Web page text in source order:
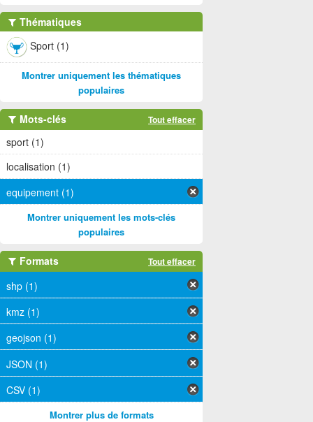
Thématiques
Sport (1)
Montrer uniquement les thématiques
populaires
Mots-clés Tout effacer
sport (1)
localisation (1)
equipement (1)
Montrer uniquement les mots-clés
populaires
Formats Tout effacer
shp (1)
kmz (1)
geojson (1)
JSON (1)
CSV (1)
Montrer plus de formats